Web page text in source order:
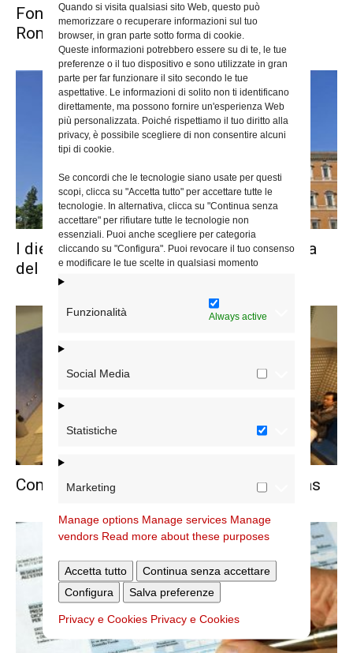
Quando si visita qualsiasi sito Web, questo può
memorizzare o recuperare informazioni sul tuo
browser, in gran parte sotto forma di cookie.
Queste informazioni potrebbero essere su di te, le tue
preferenze o il tuo dispositivo e sono utilizzate in gran
parte per far funzionare il sito secondo le tue
aspettative. Le informazioni di solito non ti identificano
direttamente, ma possono fornire un'esperienza Web
più personalizzata. Poiché rispettiamo il tuo diritto alla
privacy, è possibile scegliere di non consentire alcuni
tipi di cookie.
Se concordi che le tecnologie siano usate per questi
scopi, clicca su "Accetta tutto" per accettare tutte le
tecnologie. In alternativa, clicca su "Continua senza
accettare" per rifiutare tutte le tecnologie non
essenziali. Puoi anche scegliere per categoria
cliccando su "Configura". Puoi revocare il tuo consenso
e modificare le tue scelte in qualsiasi momento
Funzionalità Always active
Social Media
Statistiche
Marketing
Manage options Manage services Manage
vendors Read more about these purposes
Accetta tutto
Continua senza accettare
Configura
Salva preferenze
Privacy e Cookies Privacy e Cookies
Fontana di Trevi, rinnovato l’accordo con
Roma Capitale
I dieci anni dell’Ordo Viduarum. La lettera
del cardinale De Donatis
Compie 40 anni il Poliambulatorio Caritas